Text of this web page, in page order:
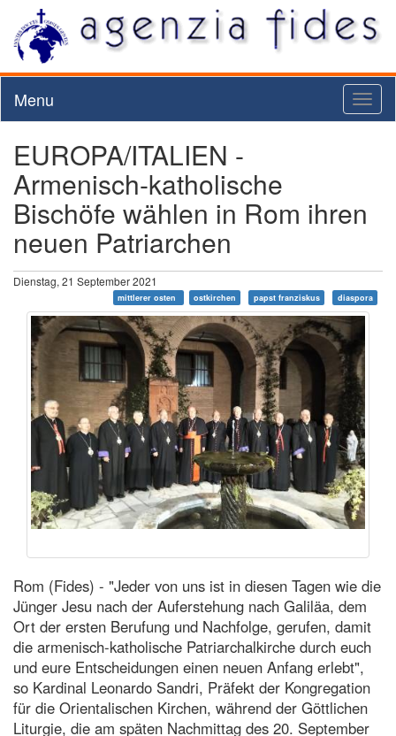
Menu
EUROPA/ITALIEN -
Armenisch-katholische
Bischöfe wählen in Rom ihren
neuen Patriarchen
Dienstag, 21 September 2021
mittlerer osten ostkirchen papst franziskus diaspora
Rom (Fides) - "Jeder von uns ist in diesen Tagen wie die
Jünger Jesu nach der Auferstehung nach Galiläa, dem
Ort der ersten Berufung und Nachfolge, gerufen, damit
die armenisch-katholische Patriarchalkirche durch euch
und eure Entscheidungen einen neuen Anfang erlebt",
so Kardinal Leonardo Sandri, Präfekt der Kongregation
für die Orientalischen Kirchen, während der Göttlichen
Liturgie, die am späten Nachmittag des 20. September